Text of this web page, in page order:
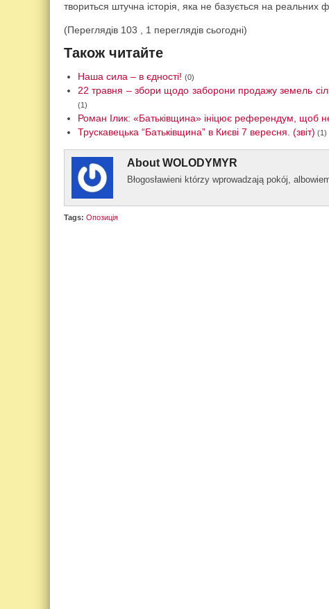
твориться штучна історія, яка не базується на реальних
(Переглядів 103 , 1 переглядів сьогодні)
Також читайте
Наша сила – в єдності! (0)
22 травня – збори щодо заборони продажу земель
(1)
Роман Ілик: «Батьківщина» ініцює референдум, щоб
Трускавецька “Батьківщина” в Києві 7 вересня. (звіт) (1)
About WOLODYMYR
Błogos­ławieni którzy wprowad­zają pokój,
Tags: Опозиція